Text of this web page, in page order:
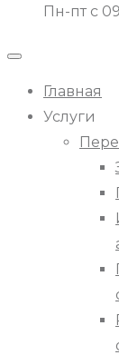
Пн-пт с
Главная
Услуги